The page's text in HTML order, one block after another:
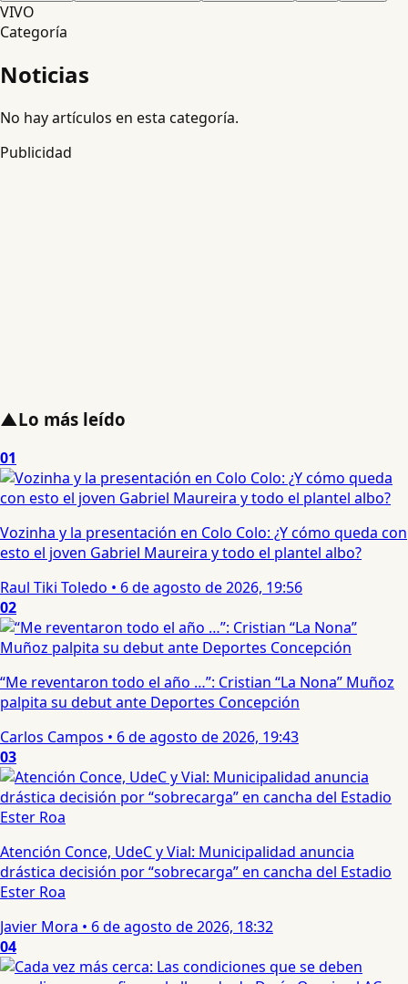
VIVO
Categoría
Noticias
No hay artículos en esta categoría.
Publicidad
▲Lo más leído
01
Vozinha y la presentación en Colo Colo: ¿Y cómo queda con
esto el joven Gabriel Maureira y todo el plantel albo?
Raul Tiki Toledo • 6 de agosto de 2026, 19:56
02
“Me reventaron todo el año …”: Cristian “La Nona” Muñoz
palpita su debut ante Deportes Concepción
Carlos Campos • 6 de agosto de 2026, 19:43
03
Atención Conce, UdeC y Vial: Municipalidad anuncia
drástica decisión por “sobrecarga” en cancha del Estadio
Ester Roa
Javier Mora • 6 de agosto de 2026, 18:32
04